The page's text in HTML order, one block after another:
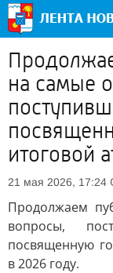
на самые
итоговой
21 мая 2026, 17:24
Продолжаем
вопросы,
посвященную
в 2026 году.